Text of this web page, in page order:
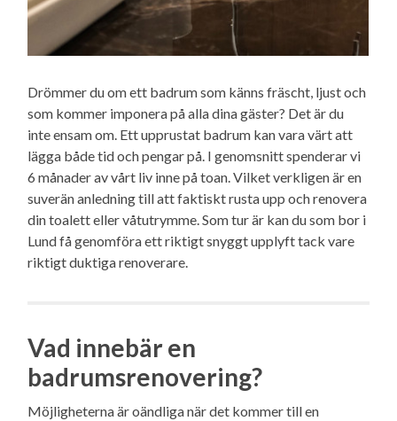
Drömmer du om ett badrum som känns fräscht, ljust och
som kommer imponera på alla dina gäster? Det är du
inte ensam om. Ett upprustat badrum kan vara värt att
lägga både tid och pengar på. I genomsnitt spenderar vi
6 månader av vårt liv inne på toan. Vilket verkligen är en
suverän anledning till att faktiskt rusta upp och renovera
din toalett eller våtutrymme. Som tur är kan du som bor i
Lund få genomföra ett riktigt snyggt upplyft tack vare
riktigt duktiga renoverare.
Vad innebär en
badrumsrenovering?
Möjligheterna är oändliga när det kommer till en